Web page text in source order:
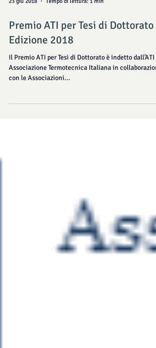
23 giu 2018 Tempo di lettura: 1 min
Edizione 2018
Il Premio ATI per Tesi di Dottorato è indetto dall’ATI –
con le Associazioni...